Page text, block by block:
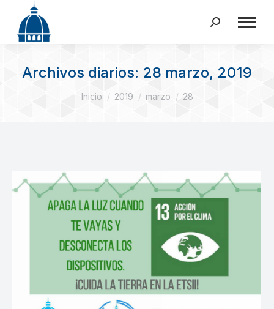
Buscar:
Archivos diarios: 28 marzo, 2019
Estás aquí:
Inicio 2019 marzo 28